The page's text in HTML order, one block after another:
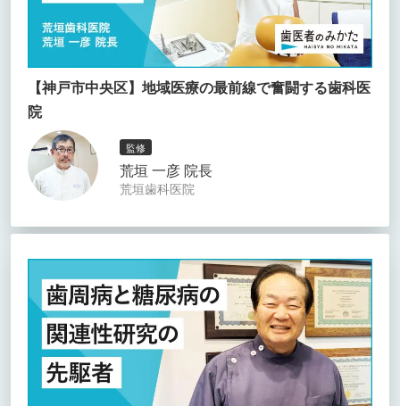
【神戸市中央区】地域医療の最前線で奮闘する歯科医
院
監修
荒垣 一彦 院長
荒垣歯科医院